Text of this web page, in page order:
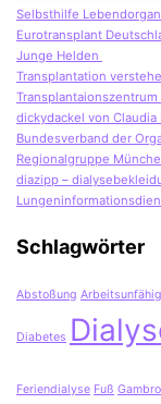
Selbsthilfe
Eurotransplant
Junge Helden
Transplantation
dickydackel von
Bundesverband der
Regionalgruppe
diazipp –
Schlagwörter
Abstoßung
Diabetes
Feriendialyse Fuß Gambro